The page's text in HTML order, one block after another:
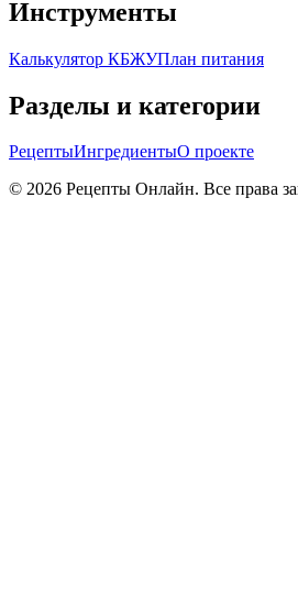
Инструменты
Калькулятор КБЖУПлан питания
Разделы и категории
РецептыИнгредиентыО проекте
© 2026 Рецепты Онлайн. Все права